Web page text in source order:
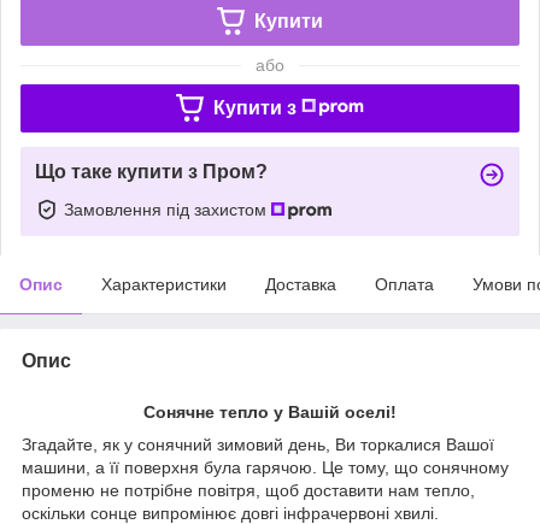
Купити
або
Купити з
Що таке купити з Пром?
Замовлення під захистом
Опис Характеристики Доставка Оплата Умови
Опис
Сонячне тепло у Вашій оселі!
Згадайте, як у сонячний зимовий день, Ви торкалися Вашої
машини, а її поверхня була гарячою. Це тому, що сонячному
променю не потрібне повітря, щоб доставити нам тепло,
оскільки сонце випромінює довгі інфрачервоні хвилі.